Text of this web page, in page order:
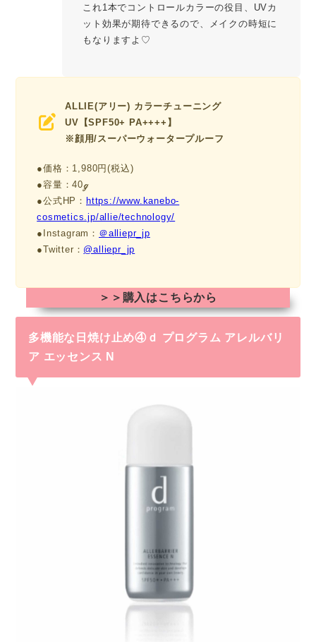
これ1本でコントロールカラーの役目、UVカ
ット効果が期待できるので、メイクの時短に
もなりますよ♡
ALLIE(アリー) カラーチューニング
UV 【SPF50+ PA++++】
※顔用/スーパーウォータープルーフ
●価格：1,980円(税込)
●容量：40ℊ
●公式HP： https://www.kanebo-
cosmetics.jp/allie/technology/
●Instagram： ＠alliepr_jp
●Twitter： @alliepr_jp
＞＞購入はこちらから
多機能な日焼け止め④ｄ プログラム アレルバリ
ア エッセンス N